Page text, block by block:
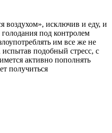
воздухом», исключив и еду, и
под контролем
им все же не
испытав подобный стресс, с
активно пополнять
получиться